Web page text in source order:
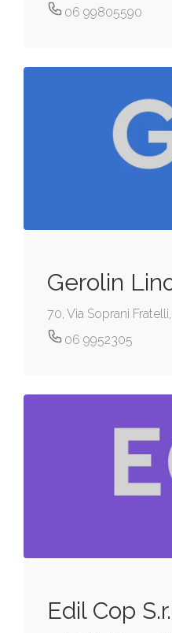
06 99805590
Gerolin
70, Via Soprani
06 9952305
Edil Cop